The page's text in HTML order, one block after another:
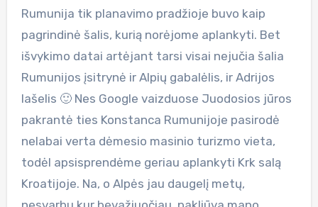
Rumunija tik planavimo pradžioje buvo kaip
pagrindinė šalis, kurią norėjome aplankyti. Bet
išvykimo datai artėjant tarsi visai nejučia šalia
Rumunijos įsitrynė ir Alpių gabalėlis, ir Adrijos
lašelis 🙂 Nes Google vaizduose Juodosios jūros
pakrantė ties Konstanca Rumunijoje pasirodė
nelabai verta dėmesio masinio turizmo vieta,
todėl apsisprendėme geriau aplankyti Krk salą
Kroatijoje. Na, o Alpės jau daugelį metų,